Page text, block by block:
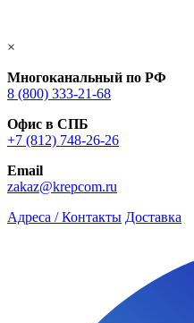
×
Многоканальный по РФ
8 (800) 333‑21-68
Офис в СПБ
+7 (812) 748‑26-26
Email
zakaz@krepcom.ru
Адреса / Контакты Доставка